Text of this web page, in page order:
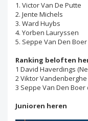
1. Victor Van De Putte
2. Jente Michels
3. Ward Huybs
4. Yorben Lauryssen
5. Seppe Van Den Boer
Ranking beloften
1 David Haverdings
2 Viktor
3 Seppe Van Den Boer
Junioren heren